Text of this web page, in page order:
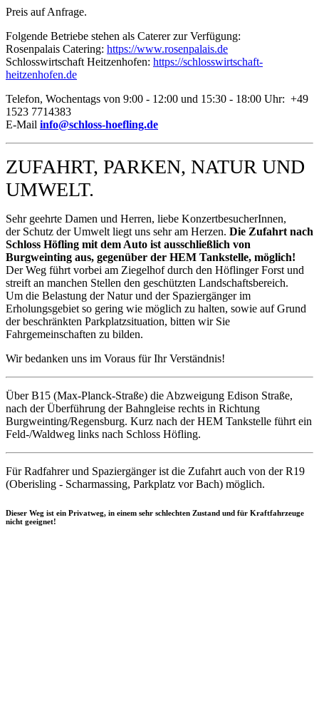
Preis auf Anfrage.
Folgende Betriebe stehen als Caterer zur Verfügung:
Rosenpalais Catering: https://www.rosenpalais.de
Schlosswirtschaft Heitzenhofen: https://schlosswirtschaft-
heitzenhofen.de
Telefon, Wochentags von 9:00 - 12:00 und 15:30 - 18:00 Uhr: +49
1523 7714383
E-Mail info@schloss-hoefling.de
ZUFAHRT, PARKEN, NATUR UND
UMWELT.
Sehr geehrte Damen und Herren, liebe KonzertbesucherInnen,
der Schutz der Umwelt liegt uns sehr am Herzen. Die Zufahrt nach
Schloss Höfling mit dem Auto ist ausschließlich von
Burgweinting aus, gegenüber der HEM Tankstelle, möglich!
Der Weg führt vorbei am Ziegelhof durch den Höflinger Forst und
streift an manchen Stellen den geschützten Landschaftsbereich.
Um die Belastung der Natur und der Spaziergänger im
Erholungsgebiet so gering wie möglich zu halten, sowie auf Grund
der beschränkten Parkplatzsituation, bitten wir Sie
Fahrgemeinschaften zu bilden.
Wir bedanken uns im Voraus für Ihr Verständnis!
Über B15 (Max-Planck-Straße) die Abzweigung Edison Straße,
nach der Überführung der Bahngleise rechts in Richtung
Burgweinting/Regensburg. Kurz nach der HEM Tankstelle führt ein
Feld-/Waldweg links nach Schloss Höfling.
Für Radfahrer und Spaziergänger ist die Zufahrt auch von der R19
(Oberisling - Scharmassing, Parkplatz vor Bach) möglich.
Dieser Weg ist ein Privatweg, in einem sehr schlechten Zustand und für Kraftfahrzeuge
nicht geeignet!